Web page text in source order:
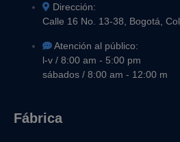
Dirección:
Calle 16 No. 13-38, Bogotá, Col
Atención al público:
l-v / 8:00 am - 5:00 pm
sábados / 8:00 am - 12:00 m
Fábrica